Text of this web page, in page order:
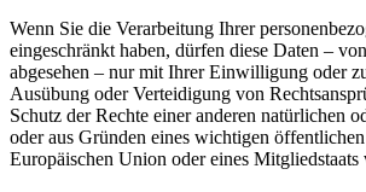
Wenn Sie die Verarbeitung Ihrer
eingeschränkt haben, dürfen diese Daten –
abgesehen – nur mit Ihrer Einwilligung oder
Ausübung oder Verteidigung von
Schutz der Rechte einer anderen natürlichen
oder aus Gründen eines wichtigen öffentlichen
Europäischen Union oder eines Mitgliedstaats